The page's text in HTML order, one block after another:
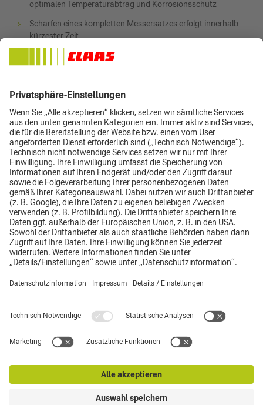
optimalen Temperaturabtrag und Korrosionsschutz
Schärfen eines kompletten Messersatzes erfolgt innerhalb
kürzester Zeit
fast alle Hersteller
Hinweisgebersystem
© TechnikCenter Grimma GmbH